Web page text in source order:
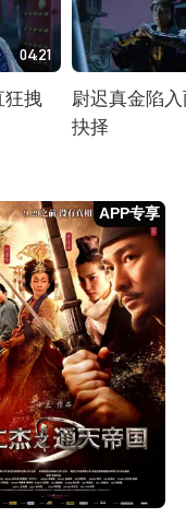
04:21
狂拽
尉迟真金陷
抉择
APP专享